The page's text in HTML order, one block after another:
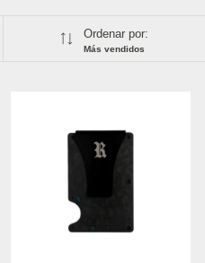
Ordenar por:
Más vendidos